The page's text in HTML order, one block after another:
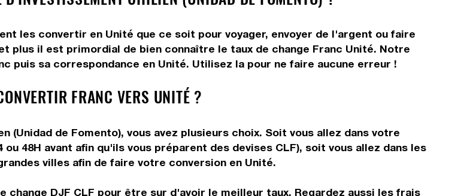
les convertir en Unité que ce soit pour voyager, envoyer de l'argent ou faire
plus il est primordial de bien connaître le taux de change Franc Unité. Notre
puis sa correspondance en Unité. Utilisez la pour ne faire aucune erreur !
FRANC VERS UNITÉ ?
(Unidad de Fomento), vous avez plusieurs choix. Soit vous allez dans votre
48H avant afin qu'ils vous préparent des devises CLF), soit vous allez dans les
villes afin de faire votre conversion en Unité.
DJF CLF pour être sur d'avoir le meilleur taux. Regardez aussi les frais